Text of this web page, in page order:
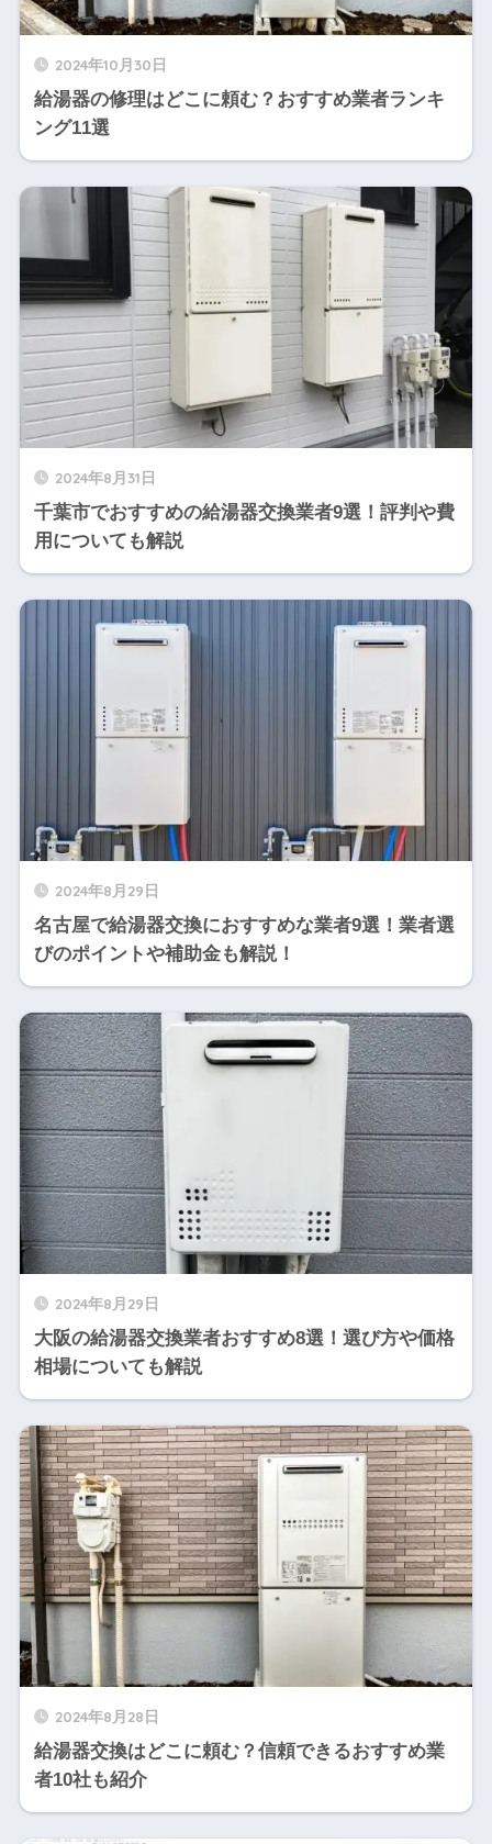
2024年10月30日
給湯器の修理はどこに頼む？おすすめ業者ランキ
ング11選
2024年8月31日
千葉市でおすすめの給湯器交換業者9選！評判や費
用についても解説
2024年8月29日
名古屋で給湯器交換におすすめな業者9選！業者選
びのポイントや補助金も解説！
2024年8月29日
大阪の給湯器交換業者おすすめ8選！選び方や価格
相場についても解説
2024年8月28日
給湯器交換はどこに頼む？信頼できるおすすめ業
者10社も紹介